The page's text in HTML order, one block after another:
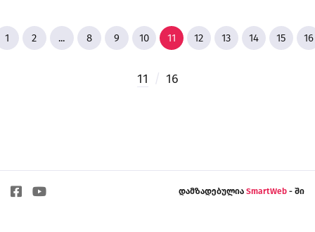
1 2 ... 8 9 10 11 12 13 14 15 16
11 / 16
დამზადებულია SmartWeb - ში